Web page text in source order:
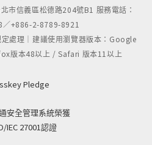
瑪，從一個極度害羞轉化為
捏出合宜的精湛演技。斯克
行為舉止轉變的男人，完美
相當有可看性。
而有勁的感官享受，主要歸
市信義區松德路204號B1 服務電話：
+886-2-8789-8921
處理｜建議使用瀏覽器版本：Google
版本48以上 / Safari 版本11以上
Pledge
安全管理系統榮獲
IEC 27001認證